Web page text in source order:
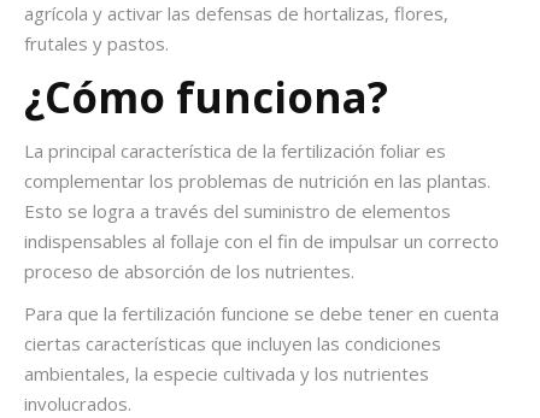
agrícola y activar las defensas de hortalizas, fl­ores,
frutales y pastos.
¿Cómo funciona?
La principal característica de la fertilización foliar es
complementar los problemas de nutrición en las plantas.
Esto se logra a través del suministro de elementos
indispensables al follaje con el fin de impulsar un correcto
proceso de absorción de los nutrientes.
Para que la fertilización funcione se debe tener en cuenta
ciertas características que incluyen las condiciones
ambientales, la especie cultivada y los nutrientes
involucrados.